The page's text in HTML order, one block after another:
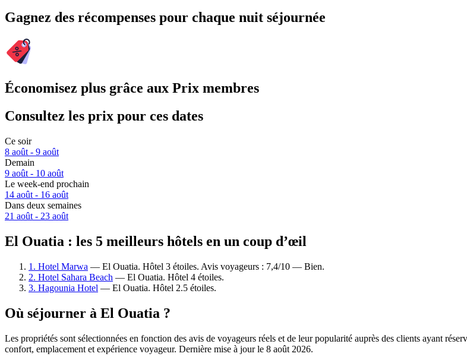
Gagnez des récompenses pour chaque nuit séjournée
Économisez plus grâce aux Prix membres
Consultez les prix pour ces dates
Ce soir
8 août - 9 août
Demain
9 août - 10 août
Le week-end prochain
14 août - 16 août
Dans deux semaines
21 août - 23 août
El Ouatia : les 5 meilleurs hôtels en un coup d’œil
1. Hotel Marwa — El Ouatia. Hôtel 3 étoiles. Avis voyageurs : 7,4/10 — Bien.
2. Hotel Sahara Beach — El Ouatia. Hôtel 4 étoiles.
3. Hagounia Hotel — El Ouatia. Hôtel 2.5 étoiles.
Où séjourner à El Ouatia ?
Les propriétés sont sélectionnées en fonction des avis de voyageurs réels et de leur popularité auprès des clients ayant
confort, emplacement et expérience voyageur. Dernière mise à jour le 8 août 2026.